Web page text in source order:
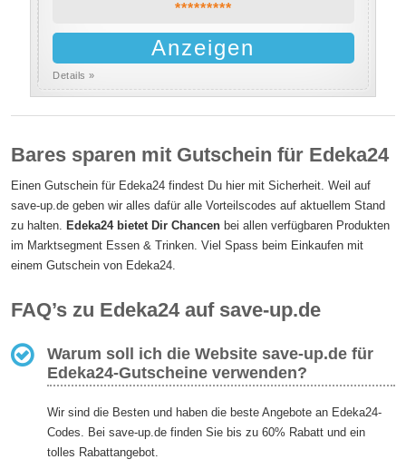
*********
Anzeigen
Details »
Bares sparen mit Gutschein für Edeka24
Einen Gutschein für Edeka24 findest Du hier mit Sicherheit. Weil auf
save-up.de geben wir alles dafür alle Vorteilscodes auf aktuellem Stand
zu halten. Edeka24 bietet Dir Chancen bei allen verfügbaren Produkten
im Marktsegment Essen & Trinken. Viel Spass beim Einkaufen mit
einem Gutschein von Edeka24.
FAQ’s zu Edeka24 auf save-up.de
Warum soll ich die Website save-up.de für
Edeka24-Gutscheine verwenden?
Wir sind die Besten und haben die beste Angebote an Edeka24-
Codes. Bei save-up.de finden Sie bis zu 60% Rabatt und ein
tolles Rabattangebot.